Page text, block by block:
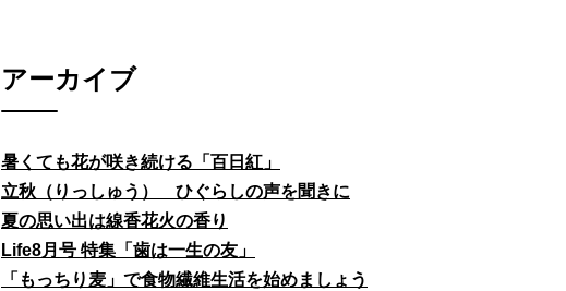
アーカイブ
暑くても花が咲き続ける「百日紅」
立秋（りっしゅう） ひぐらしの声を聞きに
夏の思い出は線香花火の香り
Life8月号 特集「歯は一生の友」
「もっちり麦」で食物繊維生活を始めましょう